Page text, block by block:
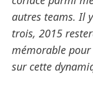
autres teams. Il
trois, 2015
mémorable pour
sur cette